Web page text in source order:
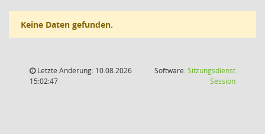
Keine Daten gefunden.
Letzte Änderung: 10.08.2026
15:02:47
Software:Sitzungsdienst
Session(Wird in